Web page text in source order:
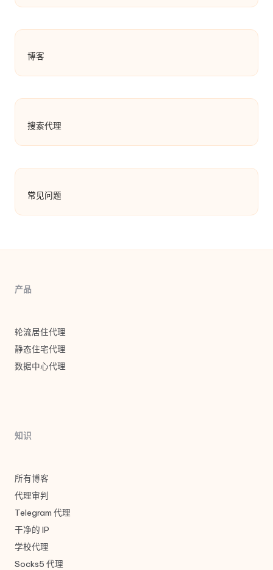
博客
搜索代理
常见问题
产品
轮流居住代理
静态住宅代理
数据中心代理
知识
所有博客
代理审判
Telegram 代理
干净的 IP
学校代理
Socks5 代理